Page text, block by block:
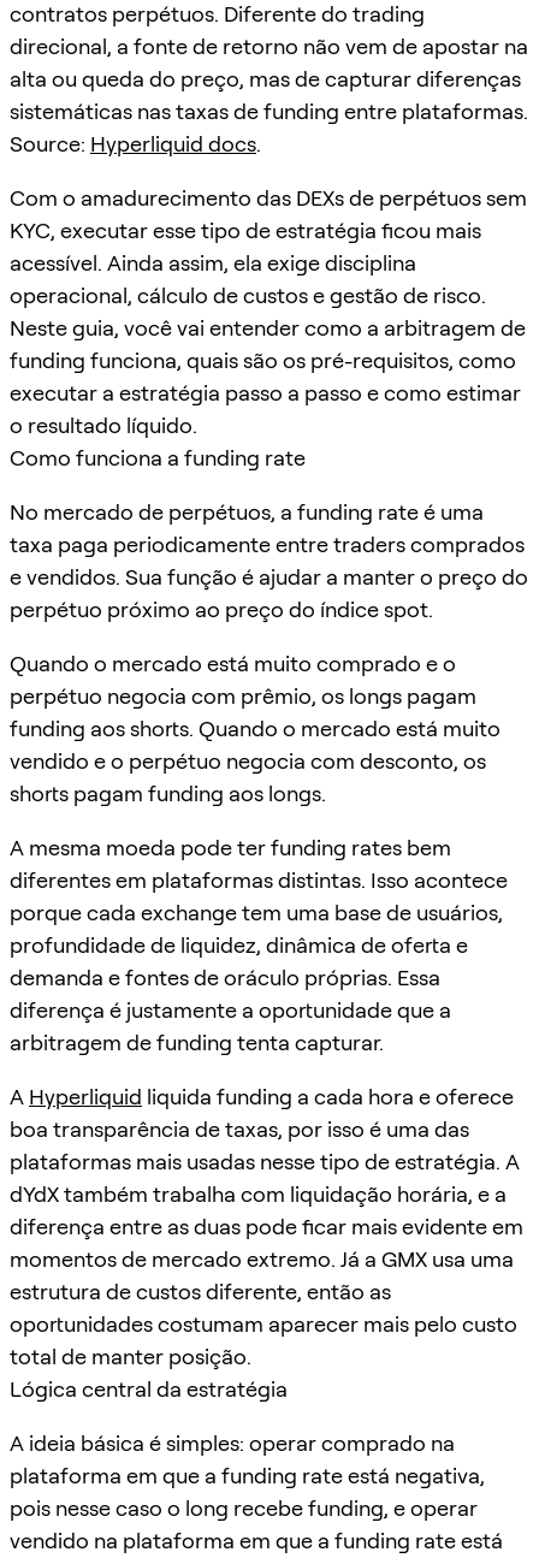
contratos perpétuos. Diferente do trading
direcional, a fonte de retorno não vem de apostar na
alta ou queda do preço, mas de capturar diferenças
sistemáticas nas taxas de funding entre plataformas.
Source: Hyperliquid docs.
Com o amadurecimento das DEXs de perpétuos sem
KYC, executar esse tipo de estratégia ficou mais
acessível. Ainda assim, ela exige disciplina
operacional, cálculo de custos e gestão de risco.
Neste guia, você vai entender como a arbitragem de
funding funciona, quais são os pré-requisitos, como
executar a estratégia passo a passo e como estimar
o resultado líquido.
Como funciona a funding rate
No mercado de perpétuos, a funding rate é uma
taxa paga periodicamente entre traders comprados
e vendidos. Sua função é ajudar a manter o preço do
perpétuo próximo ao preço do índice spot.
Quando o mercado está muito comprado e o
perpétuo negocia com prêmio, os longs pagam
funding aos shorts. Quando o mercado está muito
vendido e o perpétuo negocia com desconto, os
shorts pagam funding aos longs.
A mesma moeda pode ter funding rates bem
diferentes em plataformas distintas. Isso acontece
porque cada exchange tem uma base de usuários,
profundidade de liquidez, dinâmica de oferta e
demanda e fontes de oráculo próprias. Essa
diferença é justamente a oportunidade que a
arbitragem de funding tenta capturar.
A Hyperliquid liquida funding a cada hora e oferece
boa transparência de taxas, por isso é uma das
plataformas mais usadas nesse tipo de estratégia. A
dYdX também trabalha com liquidação horária, e a
diferença entre as duas pode ficar mais evidente em
momentos de mercado extremo. Já a GMX usa uma
estrutura de custos diferente, então as
oportunidades costumam aparecer mais pelo custo
total de manter posição.
Lógica central da estratégia
A ideia básica é simples: operar comprado na
plataforma em que a funding rate está negativa,
pois nesse caso o long recebe funding, e operar
vendido na plataforma em que a funding rate está